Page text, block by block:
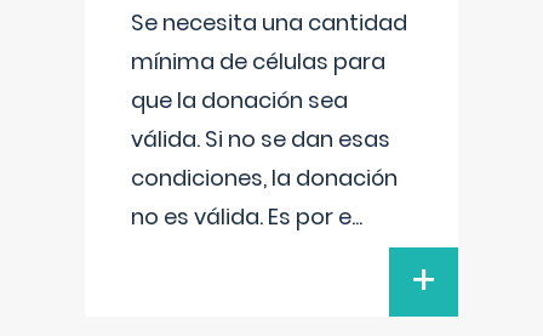
Se necesita una cantidad
mínima de células para
que la donación sea
válida. Si no se dan esas
condiciones, la donación
no es válida. Es por e...
+